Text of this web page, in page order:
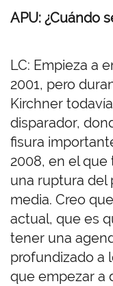
APU: ¿Cuándo
LC: Empieza a
2001, pero
Kirchner
disparador,
fisura
2008, en el
una ruptura del
media. Creo
actual, que es
tener una
profundizado a
que empezar a